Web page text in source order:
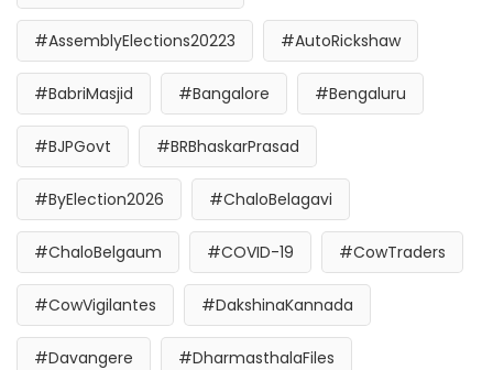
#AssemblyElections20223 #AutoRickshaw
#BabriMasjid #Bangalore #Bengaluru
#BJPGovt #BRBhaskarPrasad
#ByElection2026 #ChaloBelagavi
#ChaloBelgaum #COVID-19 #CowTraders
#CowVigilantes #DakshinaKannada
#Davangere #DharmasthalaFiles